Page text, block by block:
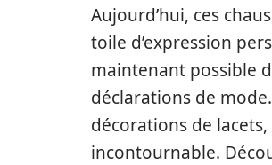
Aujourd’hui, ces
toile d’expression
maintenant possible
déclarations de
décorations de
incontournable.